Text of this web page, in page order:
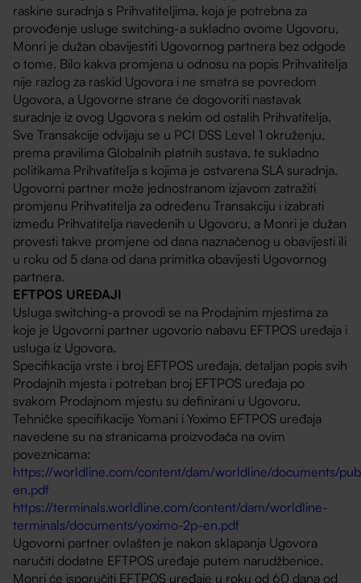
raskine suradnja s Prihvatiteljima, koja je potrebna za
provođenje usluge switching-a sukladno ovome Ugovoru,
Monri je dužan obavijestiti Ugovornog partnera bez odgode
o tome. Bilo kakva promjena u odnosu na popis Prihvatitelja
nije razlog za raskid Ugovora i ne smatra se povredom
Ugovora, a Ugovorne strane će dogovoriti nastavak
suradnje iz ovog Ugovora s nekim od ostalih Prihvatitelja.
Sve Transakcije odvijaju se u PCI DSS Level 1 okruženju,
prema pravilima Globalnih platnih sustava, te sukladno
politikama Prihvatitelja s kojima je ostvarena SLA suradnja.
Ugovorni partner može jednostranom izjavom zatražiti
promjenu Prihvatitelja za određenu Transakciju i izabrati
između Prihvatitelja navedenih u Ugovoru, a Monri je dužan
provesti takve promjene od dana naznačenog u obavijesti ili
u roku od 5 dana od dana primitka obavijesti Ugovornog
partnera.
EFTPOS UREĐAJI
Usluga switching-a provodi se na Prodajnim mjestima za
koje je Ugovorni partner ugovorio nabavu EFTPOS uređaja i
usluga iz Ugovora.
Specifikacija vrste i broj EFTPOS uređaja, detaljan popis svih
Prodajnih mjesta i potreban broj EFTPOS uređaja po
svakom Prodajnom mjestu su definirani u Ugovoru.
Tehničke specifikacije Yomani i Yoximo EFTPOS uređaja
navedene su na stranicama proizvođača na ovim
poveznicama:
https://worldline.com/content/dam/worldline/documents/
en.pdf
https://terminals.worldline.com/content/dam/worldline-
terminals/documents/yoximo-2p-en.pdf
Ugovorni partner ovlašten je nakon sklapanja Ugovora
naručiti dodatne EFTPOS uređaje putem narudžbenice.
Monri će isporučiti EFTPOS uređaje u roku od 60 dana od